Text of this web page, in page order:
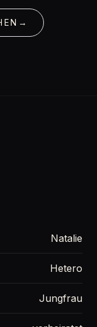
→
Natalie
Hetero
Jungfrau